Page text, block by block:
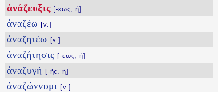
ἀνάζευξις [-εως, ἡ]
ἀναζέω [v.]
ἀναζητέω [v.]
ἀναζήτησις [-εως, ἡ]
ἀναζυγή [-ῆς, ἡ]
ἀναζώννυμι [v.]